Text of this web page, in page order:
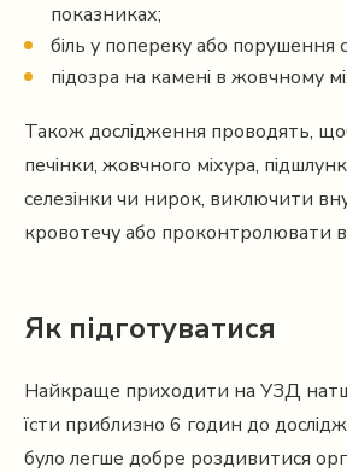
показниках;
біль у попереку або порушення
підозра на камені в жовчному
Також дослідження проводять,
печінки, жовчного міхура,
селезінки чи нирок, виключити
кровотечу або проконтролювати
Як підготуватися
Найкраще приходити на УЗД
їсти приблизно 6 годин до
було легше добре роздивитися